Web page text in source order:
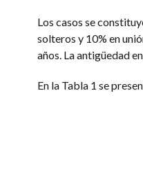
Los casos se
solteros y 10% en
años. La antigüedad
En la Tabla 1 se